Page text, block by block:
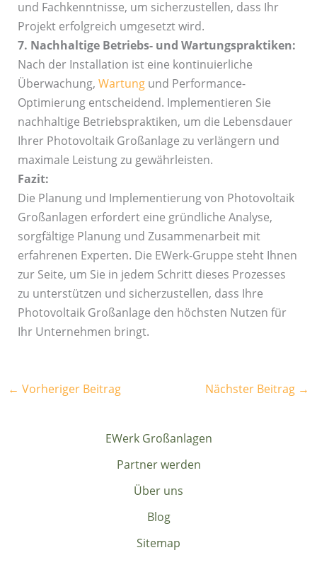
und Fachkenntnisse, um sicherzustellen, dass Ihr
Projekt erfolgreich umgesetzt wird.
7. Nachhaltige Betriebs- und Wartungspraktiken:
Nach der Installation ist eine kontinuierliche
Überwachung, Wartungund Performance-
Optimierung entscheidend. Implementieren Sie
nachhaltige Betriebspraktiken, um die Lebensdauer
Ihrer Photovoltaik Großanlage zu verlängern und
maximale Leistung zu gewährleisten.
Fazit:
Die Planung und Implementierung von Photovoltaik
Großanlagen erfordert eine gründliche Analyse,
sorgfältige Planung und Zusammenarbeit mit
erfahrenen Experten. Die EWerk-Gruppe steht Ihnen
zur Seite, um Sie in jedem Schritt dieses Prozesses
zu unterstützen und sicherzustellen, dass Ihre
Photovoltaik Großanlage den höchsten Nutzen für
Ihr Unternehmen bringt.
← Vorheriger Beitrag Nächster Beitrag →
EWerk Großanlagen
Partner werden
Über uns
Blog
Sitemap